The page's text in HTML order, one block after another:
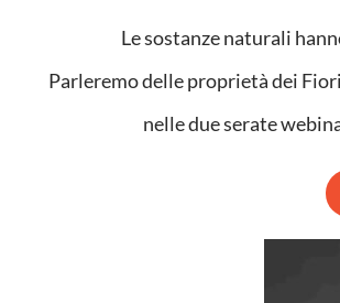
Le sostanze naturali
Parleremo delle proprietà dei
nelle due serate